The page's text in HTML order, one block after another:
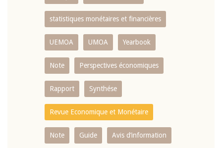
statistiques monétaires et financières
UEMOA UMOA Yearbook
Note Perspectives économiques
Rapport Synthése
Revue Economique et Monétaire
Note Guide Avis d’information